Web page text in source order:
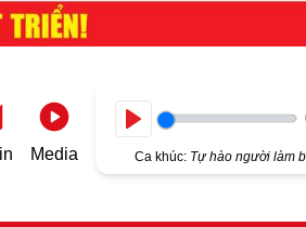
Media Ca khúc: Tự hào người làm